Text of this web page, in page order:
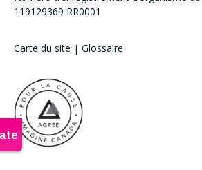
119129369 RR0001
Carte du site | Glossaire